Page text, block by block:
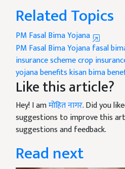
Related Topics
PM Fasal Bima Yojana
PM Fasal Bima Yojanafasal
insurance schemecrop
yojana benefitskisan bima
Like this article?
Hey! I amमोहित नागर. Did you
suggestions to improve this
suggestions and feedback.
Read next